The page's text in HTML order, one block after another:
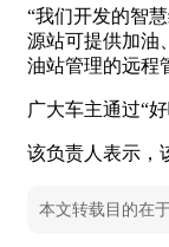
“我们开发的智
源站可提供加油
油站管理的远程
广大车主通过“
该负责人表示，
本文转载目的在